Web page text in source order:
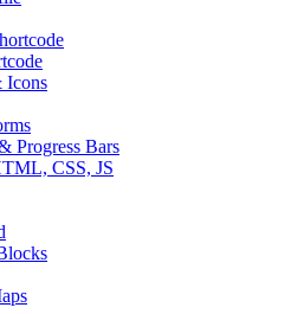
Icons
Progress Bars
CSS, JS